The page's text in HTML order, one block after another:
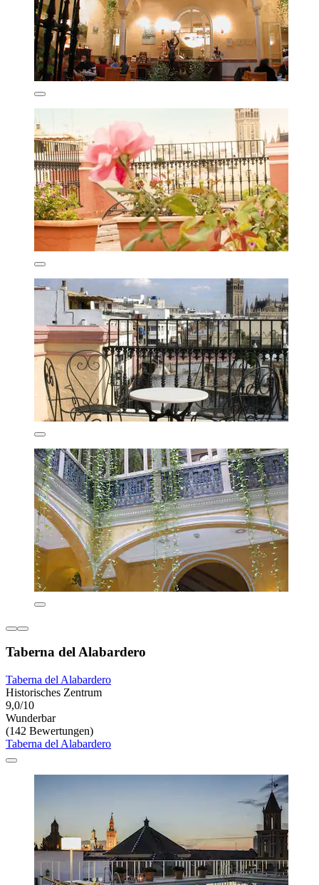
Taberna del Alabardero
Taberna del Alabardero
Historisches Zentrum
9,0/10
Wunderbar
(142 Bewertungen)
Taberna del Alabardero